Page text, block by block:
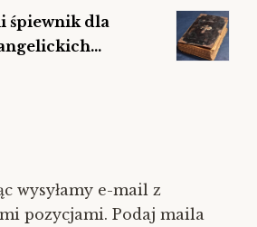
śpiewnik dla
wysyłamy e-mail z
pozycjami. Podaj maila